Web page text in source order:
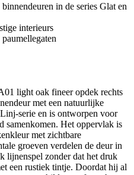
in de series Glat en
interieurs
light oak fineer opdek rechts
met een natuurlijke
serie en is ontworpen voor
samenkomen. Het oppervlak is
met zichtbare
groeven verdelen de deur in
lijnenspel zonder dat het druk
een rustiek tintje. Doordat hij al